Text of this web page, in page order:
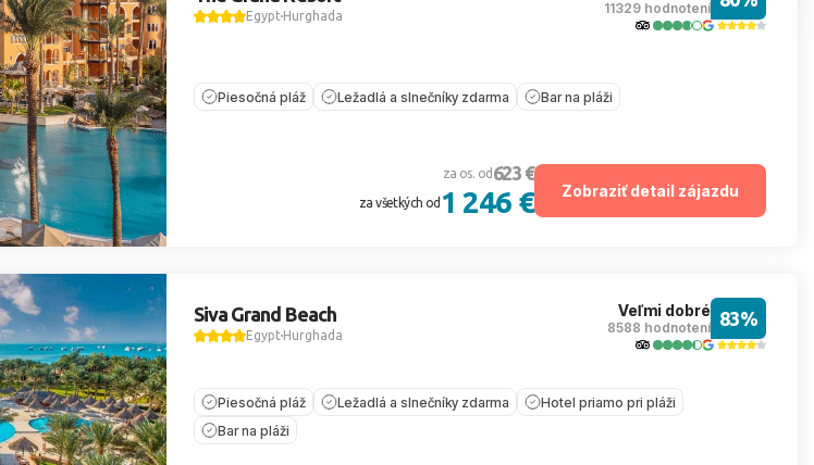
EgyptHurghada 11329 hodnotení
Piesočná pláž Ležadlá a slnečníky zdarma Bar na pláži
za os. od 623 €
za všetkých od 1 246 € Zobraziť detail zájazdu
Siva Grand Beach
EgyptHurghada
Veľmi dobré
8588 hodnotení 83%
Piesočná pláž Ležadlá a slnečníky zdarma
Hotel priamo pri pláži
Bar na pláži